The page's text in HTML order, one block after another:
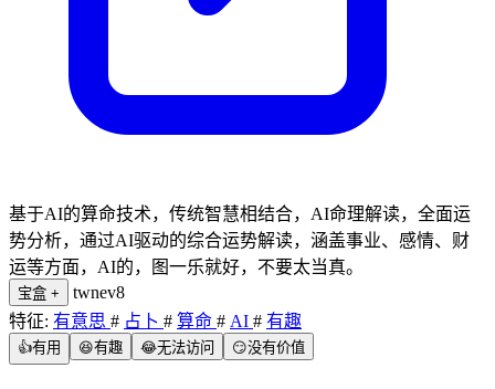
基于AI的算命技术，传统智慧相结合，AI命理解读，全面运
势分析，通过AI驱动的综合运势解读，涵盖事业、感情、财
运等方面，AI的，图一乐就好，不要太当真。
宝盒 +
twnev8
特征: 有意思 # 占卜 # 算命 # AI # 有趣
👍有用 😆有趣 😂无法访问 😏没有价值